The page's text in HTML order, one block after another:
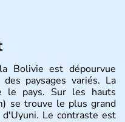
Bolivie est dépourvue
paysages variés. La
le pays. Sur les hauts
se trouve le plus grand
Le contraste est